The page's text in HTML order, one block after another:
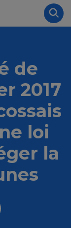
de
2017
loi
la